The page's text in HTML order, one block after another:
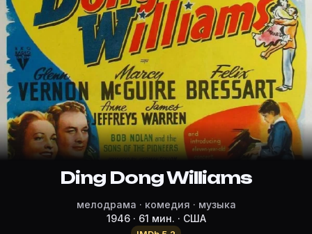
Режиссёр, актёры и роли «Ding
Режиссёр и актёры:
Уильям Берк (режиссёр)
Glen Vernon
Марси МакГуайр
Felix Bressart
Энн Джеффрис
Джеймс Уоррен
Tommy Noonan
Ding Dong Williams
мелодрама · комедия · музыка
1946 · 61 мин. · США